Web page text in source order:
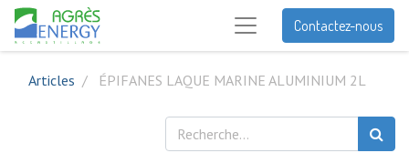
Contactez-nous
Articles ÉPIFANES LAQUE MARINE ALUMINIUM 2L